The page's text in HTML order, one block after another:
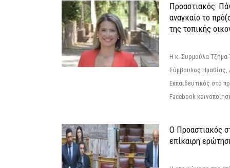
Προαστιακός:
αναγκαίο το
της τοπικής
Η κ. Συρμούλα
Σύμβουλος Ημαθίας,
Εκπαιδευτικός στο
Facebook
Ο Προαστιακός
επίκαιρη